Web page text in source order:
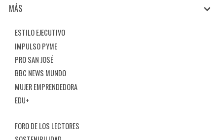
MÁS
ESTILO EJECUTIVO
IMPULSO PYME
PRO SAN JOSÉ
BBC NEWS MUNDO
MUJER EMPRENDEDORA
EDU+
FORO DE LOS LECTORES